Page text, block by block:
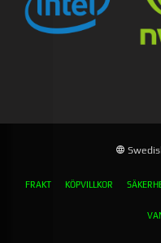
FRAKT KÖPVILLKOR